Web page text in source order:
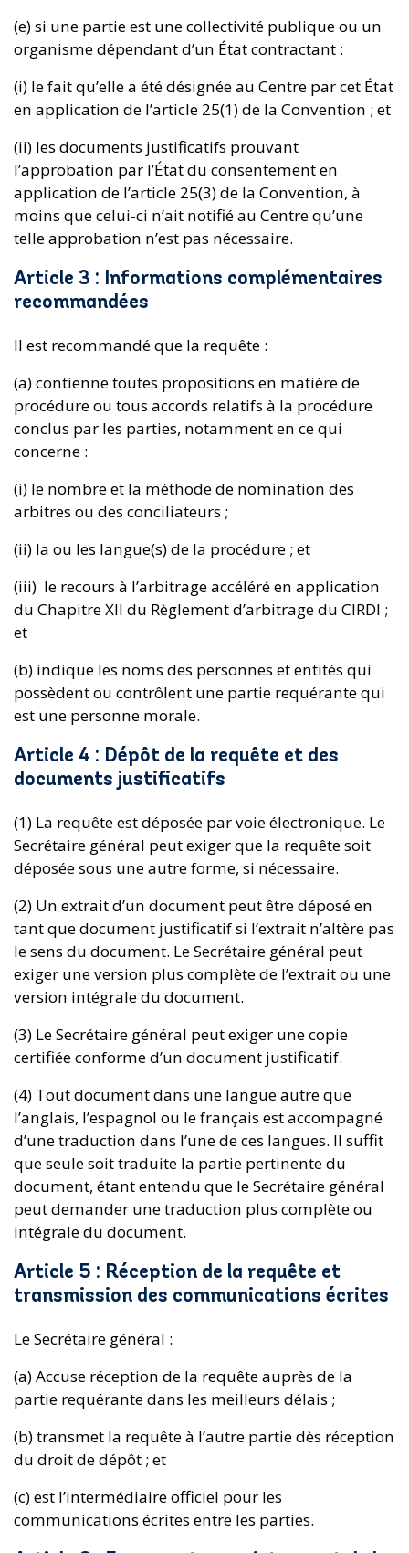
(e) si une partie est une collectivité publique ou un
organisme dépendant d’un État contractant :
(i) le fait qu’elle a été désignée au Centre par cet État
en application de l’article 25(1) de la Convention ; et
(ii) les documents justificatifs prouvant
l’approbation par l’État du consentement en
application de l’article 25(3) de la Convention, à
moins que celui-ci n’ait notifié au Centre qu’une
telle approbation n’est pas nécessaire.
Article 3 : Informations complémentaires
recommandées
Il est recommandé que la requête :
(a) contienne toutes propositions en matière de
procédure ou tous accords relatifs à la procédure
conclus par les parties, notamment en ce qui
concerne :
(i) le nombre et la méthode de nomination des
arbitres ou des conciliateurs ;
(ii) la ou les langue(s) de la procédure ; et
(iii) le recours à l’arbitrage accéléré en application
du Chapitre XII du Règlement d’arbitrage du CIRDI ;
et
(b) indique les noms des personnes et entités qui
possèdent ou contrôlent une partie requérante qui
est une personne morale.
Article 4 : Dépôt de la requête et des
documents justificatifs
(1) La requête est déposée par voie électronique. Le
Secrétaire général peut exiger que la requête soit
déposée sous une autre forme, si nécessaire.
(2) Un extrait d’un document peut être déposé en
tant que document justificatif si l’extrait n’altère pas
le sens du document. Le Secrétaire général peut
exiger une version plus complète de l’extrait ou une
version intégrale du document.
(3) Le Secrétaire général peut exiger une copie
certifiée conforme d’un document justificatif.
(4) Tout document dans une langue autre que
l’anglais, l’espagnol ou le français est accompagné
d’une traduction dans l’une de ces langues. Il suffit
que seule soit traduite la partie pertinente du
document, étant entendu que le Secrétaire général
peut demander une traduction plus complète ou
intégrale du document.
Article 5 : Réception de la requête et
transmission des communications écrites
Le Secrétaire général :
(a) Accuse réception de la requête auprès de la
partie requérante dans les meilleurs délais ;
(b) transmet la requête à l’autre partie dès réception
du droit de dépôt ; et
(c) est l’intermédiaire officiel pour les
communications écrites entre les parties.